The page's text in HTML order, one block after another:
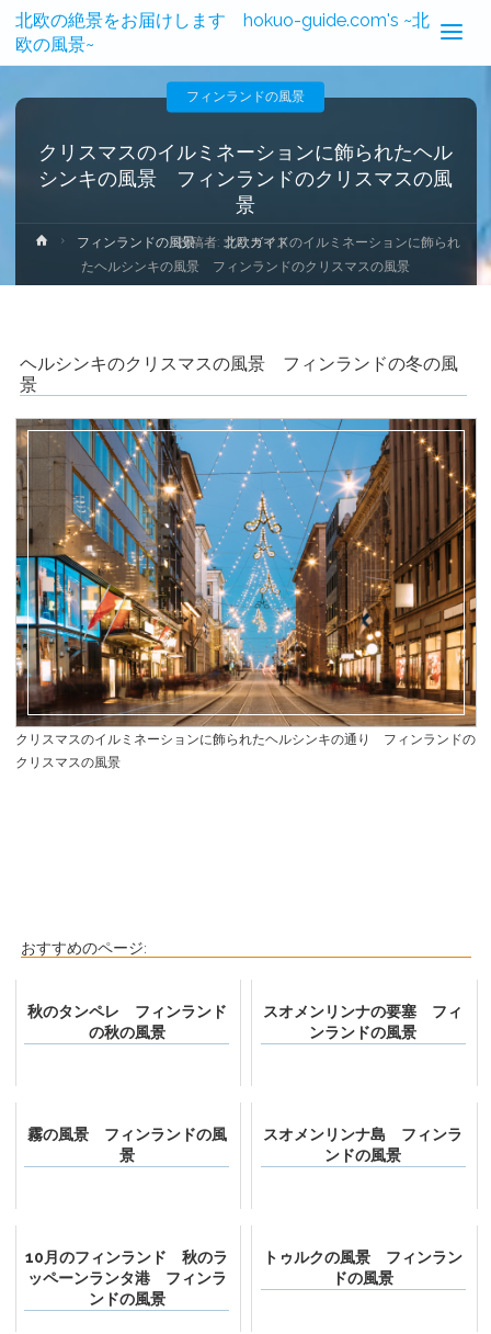
北欧の絶景をお届けします hokuo-guide.com's ~北
欧の風景~
クリスマスのイルミネーションに飾られたヘル
シンキの風景 フィンランドのクリスマスの風
景
投稿者: 北欧ガイド
フィンランドの風景
ホ
ム
フィンランドの風景
クリスマスのイルミネーションに飾られ
たヘルシンキの風景 フィンランドのクリスマスの風景
ヘルシンキのクリスマスの風景 フィンランドの冬の風
景
クリスマスのイルミネーションに飾られたヘルシンキの通り フィンランドの
クリスマスの風景
おすすめのページ:
秋のタンペレ フィンランド
の秋の風景
スオメンリンナの要塞 フィ
ンランドの風景
霧の風景 フィンランドの風
景
スオメンリンナ島 フィンラ
ンドの風景
10月のフィンランド 秋のラ
ッペーンランタ港 フィンラ
ンドの風景
トゥルクの風景 フィンラン
ドの風景